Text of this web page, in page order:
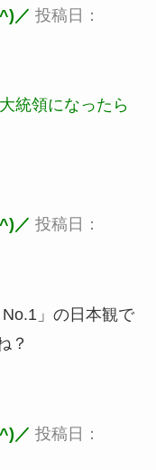
／ 投稿日：
統領になったら
／ 投稿日：
」の日本観で
？
／ 投稿日：